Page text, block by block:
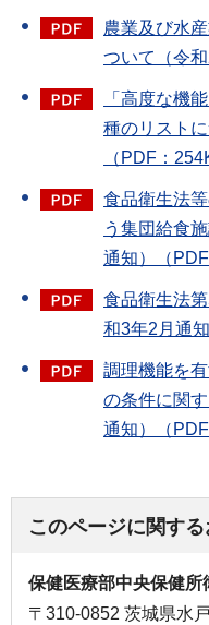
農業及び水
ついて（令
「高度な機
種のリスト
（PDF：
食品衛生法
う集団給食
通知）（PDF
食品衛生法
和3年2月通
調理機能を
の条件に関
通知）（PDF
このページに関す
保健医療部中央保健所
〒310-0852 茨城県水